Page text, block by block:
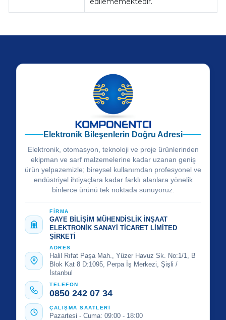
Elektronik Bileşenlerin Doğru Adresi
Elektronik, otomasyon, teknoloji ve proje ürünlerinden
ekipman ve sarf malzemelerine kadar uzanan geniş
ürün yelpazemizle; bireysel kullanımdan profesyonel ve
endüstriyel ihtiyaçlara kadar farklı alanlara yönelik
binlerce ürünü tek noktada sunuyoruz.
FİRMA
GAYE BİLİŞİM MÜHENDİSLİK İNŞAAT
ELEKTRONİK SANAYİ TİCARET LİMİTED
ŞİRKETİ
ADRES
Halil Rıfat Paşa Mah., Yüzer Havuz Sk. No:1/1, B
Blok Kat 8 D:1095, Perpa İş Merkezi, Şişli /
İstanbul
TELEFON
0850 242 07 34
ÇALIŞMA SAATLERİ
Pazartesi - Cuma: 09:00 - 18:00